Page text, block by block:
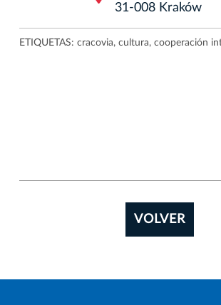
31-008 Kraków
ETIQUETAS: cracovia, cultura, cooperación
VOLVER